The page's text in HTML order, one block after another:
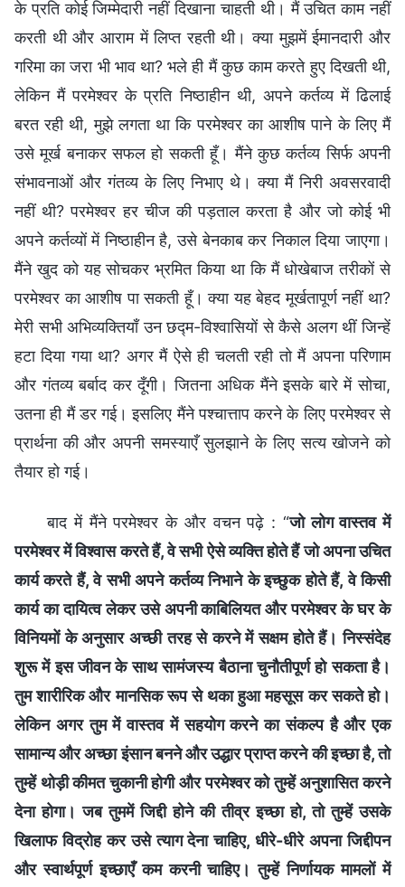
के प्रति कोई जिम्मेदारी नहीं दिखाना चाहती थी। मैं उचित काम नहीं
करती थी और आराम में लिप्त रहती थी। क्या मुझमें ईमानदारी और
गरिमा का जरा भी भाव था? भले ही मैं कुछ काम करते हुए दिखती थी,
लेकिन मैं परमेश्वर के प्रति निष्ठाहीन थी, अपने कर्तव्य में ढिलाई
बरत रही थी, मुझे लगता था कि परमेश्वर का आशीष पाने के लिए मैं
उसे मूर्ख बनाकर सफल हो सकती हूँ। मैंने कुछ कर्तव्य सिर्फ अपनी
संभावनाओं और गंतव्य के लिए निभाए थे। क्या मैं निरी अवसरवादी
नहीं थी? परमेश्वर हर चीज की पड़ताल करता है और जो कोई भी
अपने कर्तव्यों में निष्ठाहीन है, उसे बेनकाब कर निकाल दिया जाएगा।
मैंने खुद को यह सोचकर भ्रमित किया था कि मैं धोखेबाज तरीकों से
परमेश्वर का आशीष पा सकती हूँ। क्या यह बेहद मूर्खतापूर्ण नहीं था?
मेरी सभी अभिव्यक्तियाँ उन छद्म-विश्वासियों से कैसे अलग थीं जिन्हें
हटा दिया गया था? अगर मैं ऐसे ही चलती रही तो मैं अपना परिणाम
और गंतव्य बर्बाद कर दूँगी। जितना अधिक मैंने इसके बारे में सोचा,
उतना ही मैं डर गई। इसलिए मैंने पश्चात्ताप करने के लिए परमेश्वर से
प्रार्थना की और अपनी समस्याएँ सुलझाने के लिए सत्य खोजने को
तैयार हो गई।
बाद में मैंने परमेश्वर के और वचन पढ़े : “जो लोग वास्तव में
परमेश्वर में विश्वास करते हैं, वे सभी ऐसे व्यक्ति होते हैं जो अपना उचित
कार्य करते हैं, वे सभी अपने कर्तव्य निभाने के इच्छुक होते हैं, वे किसी
कार्य का दायित्व लेकर उसे अपनी काबिलियत और परमेश्वर के घर के
विनियमों के अनुसार अच्छी तरह से करने में सक्षम होते हैं। निस्संदेह
शुरू में इस जीवन के साथ सामंजस्य बैठाना चुनौतीपूर्ण हो सकता है।
तुम शारीरिक और मानसिक रूप से थका हुआ महसूस कर सकते हो।
लेकिन अगर तुम में वास्तव में सहयोग करने का संकल्प है और एक
सामान्य और अच्छा इंसान बनने और उद्धार प्राप्त करने की इच्छा है, तो
तुम्हें थोड़ी कीमत चुकानी होगी और परमेश्वर को तुम्हें अनुशासित करने
देना होगा। जब तुममें जिद्दी होने की तीव्र इच्छा हो, तो तुम्हें उसके
खिलाफ विद्रोह कर उसे त्याग देना चाहिए, धीरे-धीरे अपना जिद्दीपन
और स्वार्थपूर्ण इच्छाएँ कम करनी चाहिए। तुम्हें निर्णायक मामलों में